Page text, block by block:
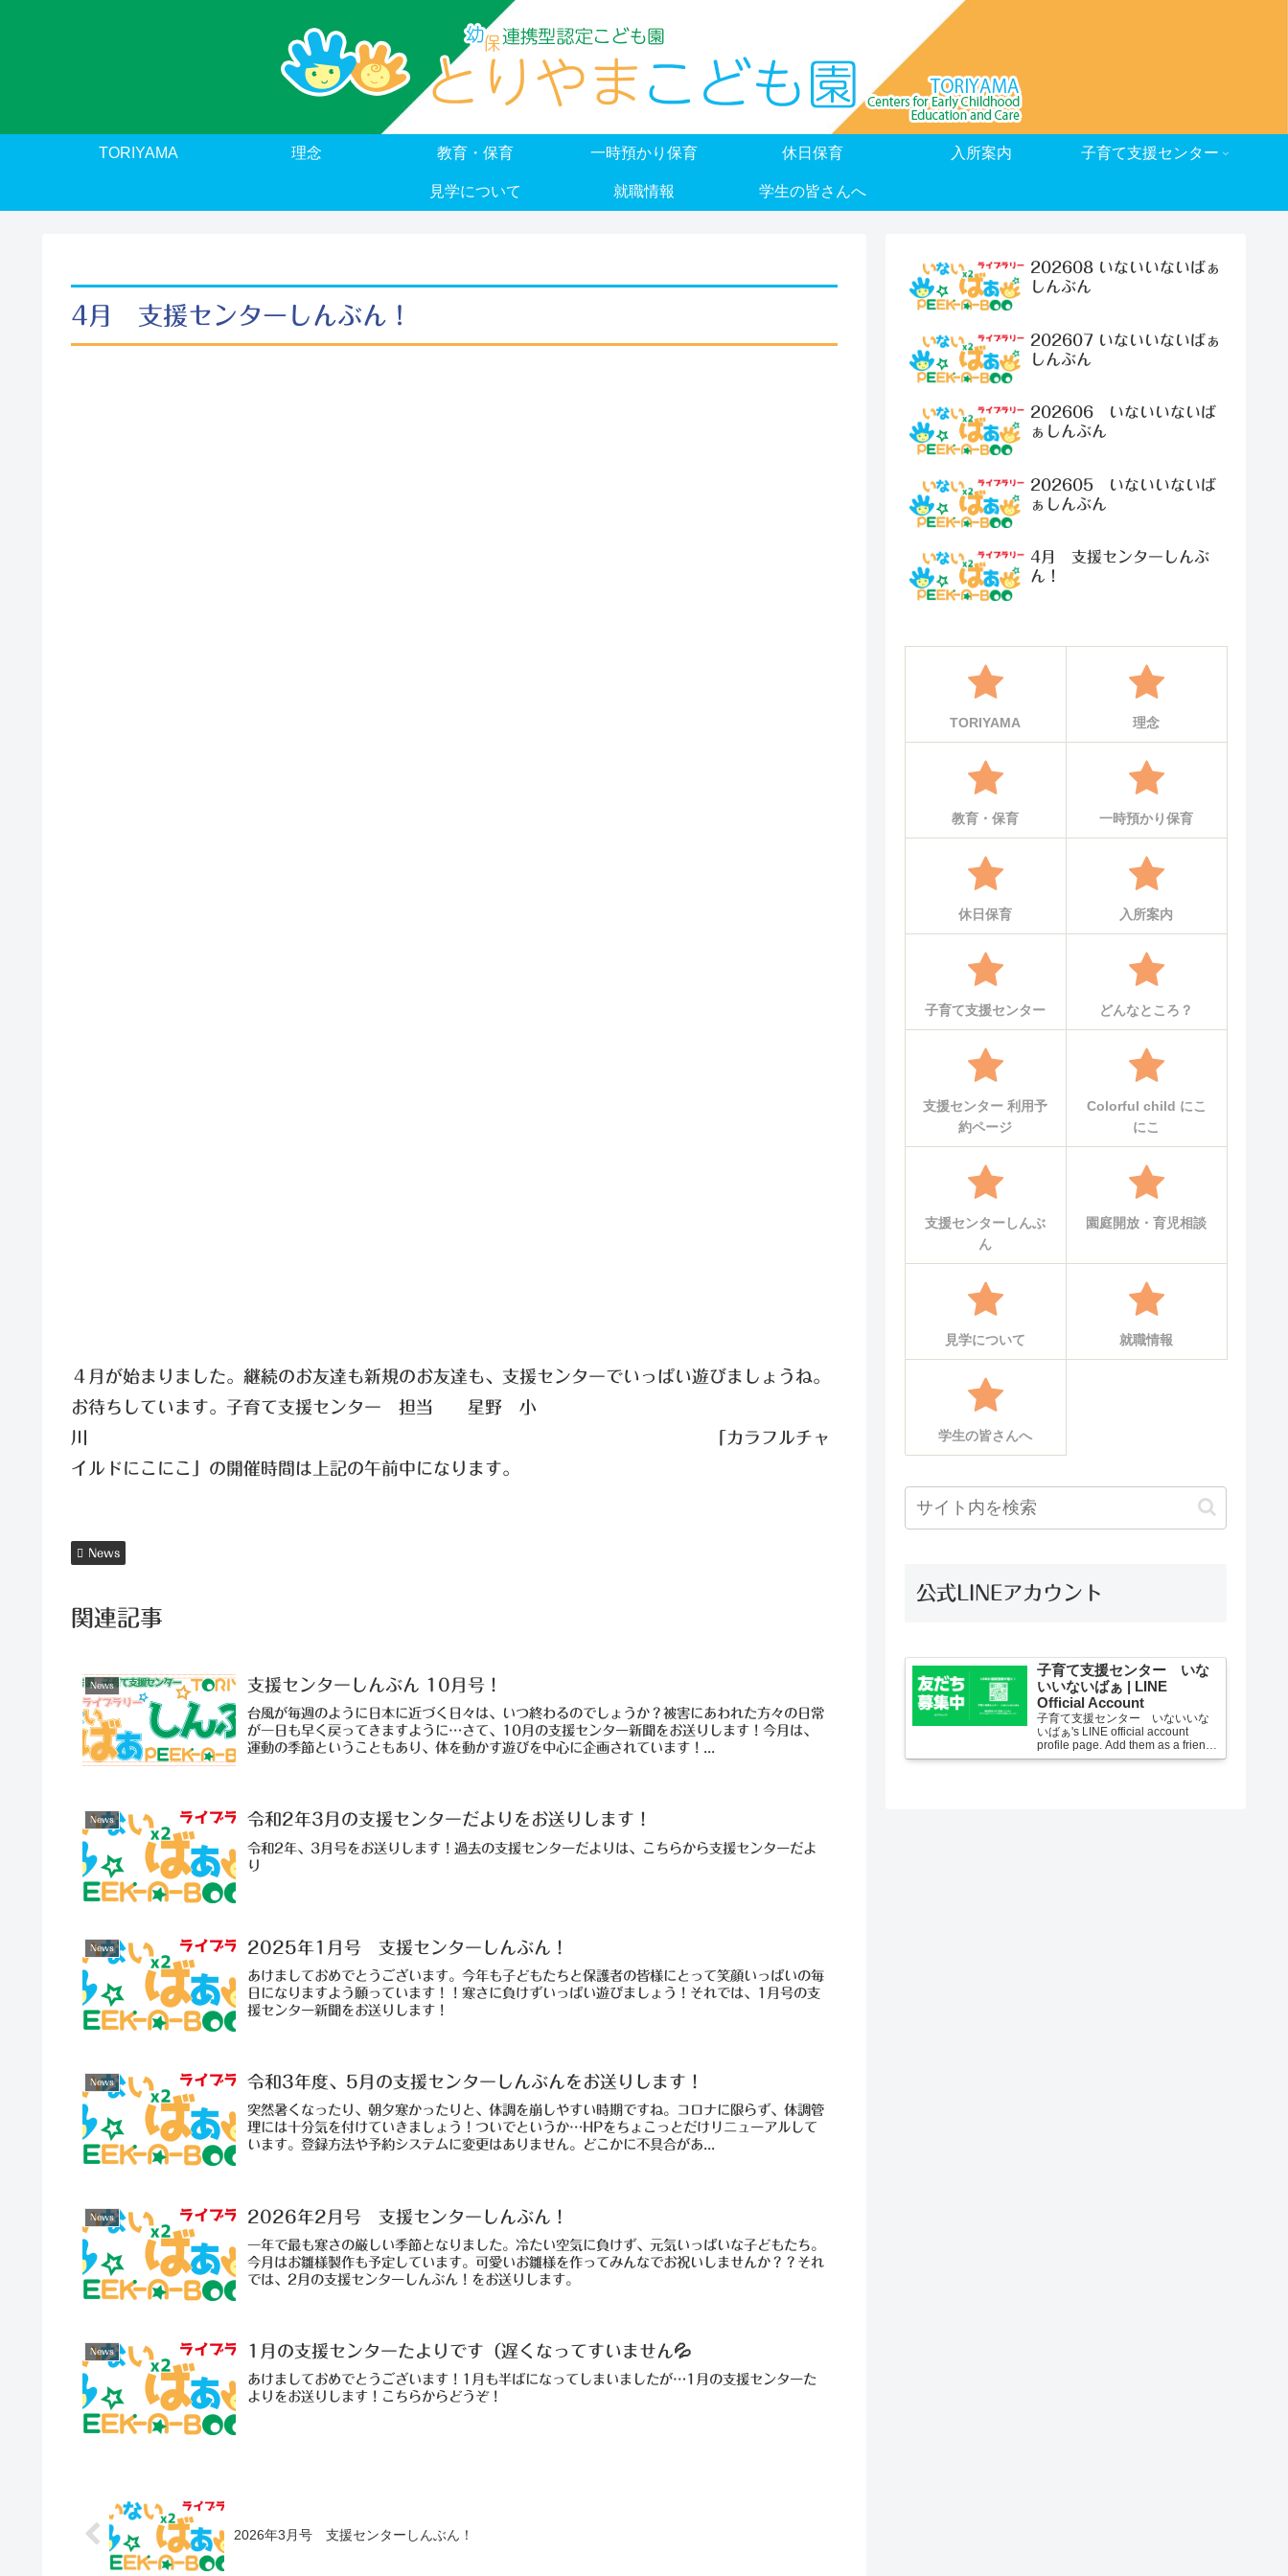
TORIYAMA 理念 教育・保育 一時預かり保育 休日保育 入所案内 子育て支援センター
見学について 就職情報 学生の皆さんへ
4月 支援センターしんぶん！
４月が始まりました。継続のお友達も新規のお友達も、支援センターでいっぱい遊びましょうね。
お待ちしています。子育て支援センター 担当 星野 小
川 「カラフルチャ
イルドにこにこ」の開催時間は上記の午前中になります。
News
関連記事
News 支援センターしんぶん 10月号！
台風が毎週のように日本に近づく日々は、いつ終わるのでしょうか？被害にあわれた方々の日常
が一日も早く戻ってきますように…さて、10月の支援センター新聞をお送りします！今月は、
運動の季節ということもあり、体を動かす遊びを中心に企画されています！...
News 令和2年3月の支援センターだよりをお送りします！
令和2年、3月号をお送りします！過去の支援センターだよりは、こちらから支援センターだよ
り
News 2025年1月号 支援センターしんぶん！
あけましておめでとうございます。今年も子どもたちと保護者の皆様にとって笑顔いっぱいの毎
日になりますよう願っています！！寒さに負けずいっぱい遊びましょう！それでは、1月号の支
援センター新聞をお送りします！
News 令和3年度、5月の支援センターしんぶんをお送りします！
突然暑くなったり、朝夕寒かったりと、体調を崩しやすい時期ですね。コロナに限らず、体調管
理には十分気を付けていきましょう！ついでというか…HPをちょこっとだけリニューアルして
います。登録方法や予約システムに変更はありません。どこかに不具合があ...
News 2026年2月号 支援センターしんぶん！
一年で最も寒さの厳しい季節となりました。冷たい空気に負けず、元気いっぱいな子どもたち。
今月はお雛様製作も予定しています。可愛いお雛様を作ってみんなでお祝いしませんか？？それ
では、2月の支援センターしんぶん！をお送りします。
News 1月の支援センターたよりです（遅くなってすいません💦
あけましておめでとうございます！1月も半ばになってしまいましたが…1月の支援センターた
よりをお送りします！こちらからどうぞ！
2026年3月号 支援センターしんぶん！
202608 いないいないばぁ
しんぶん
202607 いないいないばぁ
しんぶん
202606 いないいないば
ぁしんぶん
202605 いないいないば
ぁしんぶん
4月 支援センターしんぶ
ん！
TORIYAMA 理念
教育・保育 一時預かり保育
休日保育 入所案内
子育て支援センター どんなところ？
支援センター 利用予
約ページ
Colorful child にこ
にこ
支援センターしんぶ
ん
園庭開放・育児相談
見学について 就職情報
学生の皆さんへ
公式LINEアカウント
子育て支援センター いな
いいないばぁ | LINE
Official Account
子育て支援センター いないいな
いばぁ's LINE official account
profile page. Add them as a friend
for the latest news.